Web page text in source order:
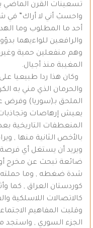
تسعينات القرن
واحسبْ أني لا أراك”
أحد ما المطلوب وما
والرافعين للواءيهما
وهم منفعلين حمية
المغيبة منذ أجيال.
وكان هذا ردا طبيعيا
والحرمان الذي مني به
الملحق بـ(سوريا) وفرض
يعيش إرهاصات
المنعطفات التاريخية بعد
بالأخص الثانية منها ,
ويريد أن يستغل أي
ضائعة تبحث عن مخرج
شدة ضغطه , وما حملته
كوردستان العراق , كما
كالاتصالات اللاسلكية
وقلبت المفاهيم
الجزء السوري , واستجد